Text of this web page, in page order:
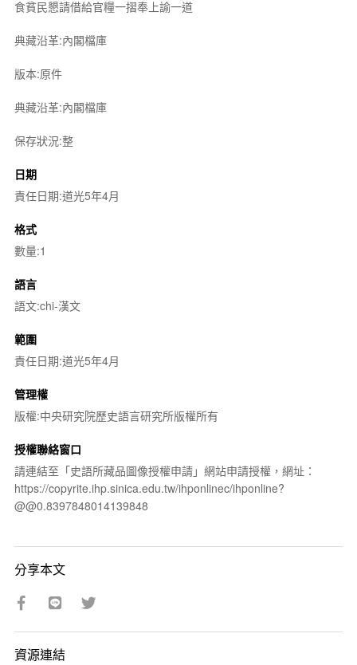
食貧民懇請借給官糧一摺奉上諭一道
典藏沿革:內閣檔庫
版本:原件
典藏沿革:內閣檔庫
保存狀況:整
日期
責任日期:道光5年4月
格式
數量:1
語言
語文:chi-漢文
範圍
責任日期:道光5年4月
管理權
版權:中央研究院歷史語言研究所版權所有
授權聯絡窗口
請連結至「史語所藏品圖像授權申請」網站申請授權，網址：
https://copyrite.ihp.sinica.edu.tw/ihponlinec/ihponline?
@@0.8397848014139848
分享本文
資源連結